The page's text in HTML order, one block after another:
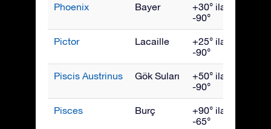
Phoenix Bayer
+30° ila
-90°
Pictor Lacaille
+25° ila
-90°
Piscis Austrinus Gök Suları
+50° ila
-90°
Pisces Burç
+90° ila
-65°